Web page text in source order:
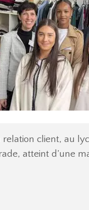
client, au
atteint d’une